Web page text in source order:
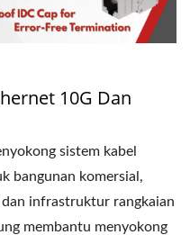
10G Dan
sistem kabel
bangunan komersial,
infrastruktur rangkaian
membantu menyokong